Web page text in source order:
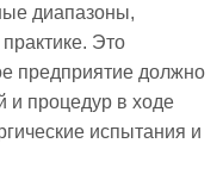
диапазоны,
Это
предприятие должно
и процедур в ходе
испытания и